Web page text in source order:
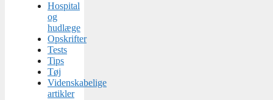
Hospital
og
hudlæge
Opskrifter
Tests
Tips
Tøj
Videnskabelige
artikler